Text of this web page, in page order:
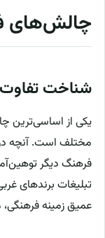
چالش‌های
شناخت
یکی از اساسی‌ترین
مختلف است. آنچه
فرهنگ دیگر
تبلیغات برندهای
عمیق زمینه